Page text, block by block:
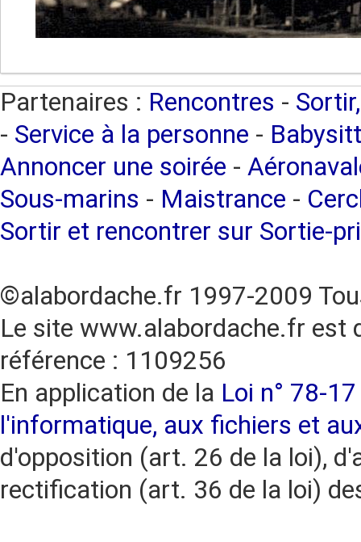
Partenaires : Rencontres -
- Service à la personne -
Annoncer une soirée -
Sous-marins - Maistrance -
Sortir et rencontrer sur Sortie-
©alabordache.fr 1997-2009
Le site www.alabordache.fr est
référence : 1109256
En application de la Loi n° 78-
l'informatique, aux fichiers et
d'opposition (art. 26 de la loi),
rectification (art. 36 de la loi)